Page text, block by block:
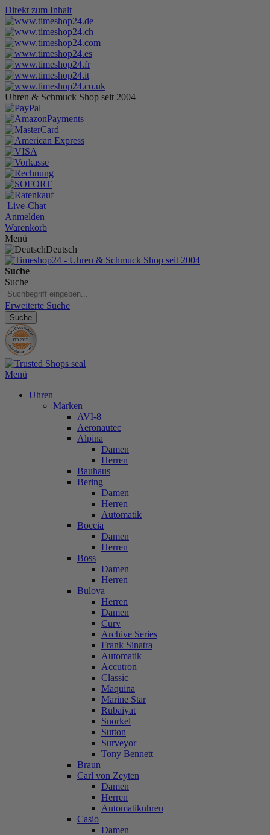
Direkt zum Inhalt
Uhren & Schmuck Shop seit 2004
Live-Chat
Anmelden
Warenkorb
Menü
Deutsch
Suche
Suche
Erweiterte Suche
Suche
Menü
Uhren
Marken
AVI-8
Aeronautec
Alpina
Damen
Herren
Bauhaus
Bering
Damen
Herren
Automatik
Boccia
Damen
Herren
Boss
Damen
Herren
Bulova
Herren
Damen
Curv
Archive Series
Frank Sinatra
Automatik
Accutron
Classic
Maquina
Marine Star
Rubaiyat
Snorkel
Sutton
Surveyor
Tony Bennett
Braun
Carl von Zeyten
Damen
Herren
Automatikuhren
Casio
Damen